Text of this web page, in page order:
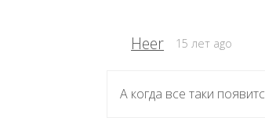
Heer 15 лет ago
А когда все таки